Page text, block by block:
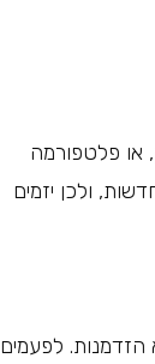
או פלטפורמה
ולכן יזמים
לפעמים